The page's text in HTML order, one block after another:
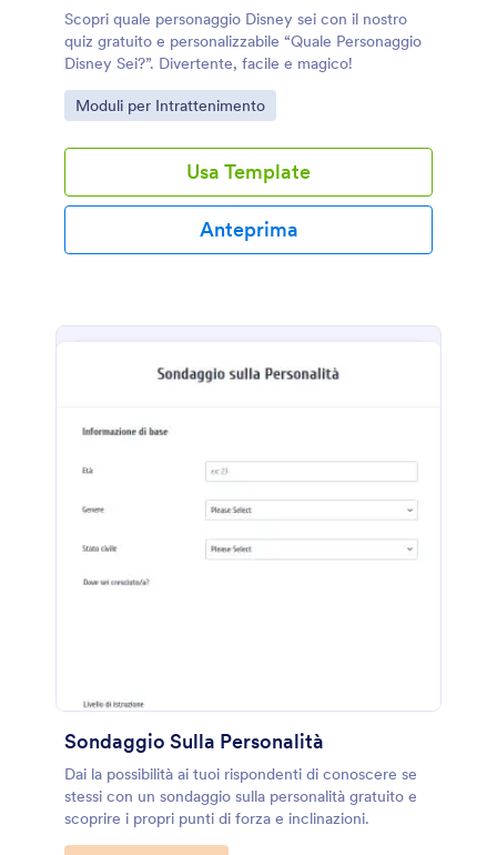
Scopri quale personaggio Disney sei con il nostro
quiz gratuito e personalizzabile “Quale Personaggio
Disney Sei?”. Divertente, facile e magico!
Go to Category:
Moduli per Intrattenimento
Usa Template
Anteprima
Sondaggio Sulla Personalità
Dai la possibilità ai tuoi rispondenti di conoscere se
stessi con un sondaggio sulla personalità gratuito e
scoprire i propri punti di forza e inclinazioni.